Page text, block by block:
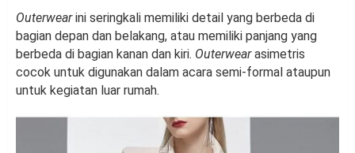
Outerwearini seringkali memiliki detail yang berbeda di
bagian depan dan belakang, atau memiliki panjang yang
berbeda di bagian kanan dan kiri. Outerwearasimetris
cocok untuk digunakan dalam acara semi-formal ataupun
untuk kegiatan luar rumah.